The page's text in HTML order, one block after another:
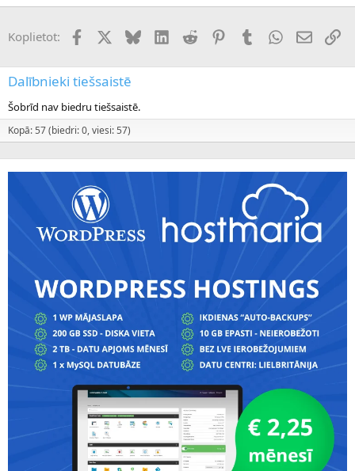
Koplietot: FacebookX (Twitter)
BlueskyLinkedInReddit PinterestTumblrWhatsApp
E-pasts
Dalībnieki tiešsaistē
Šobrīd nav biedru tiešsaistē.
Kopā: 57 (biedri: 0, viesi: 57)